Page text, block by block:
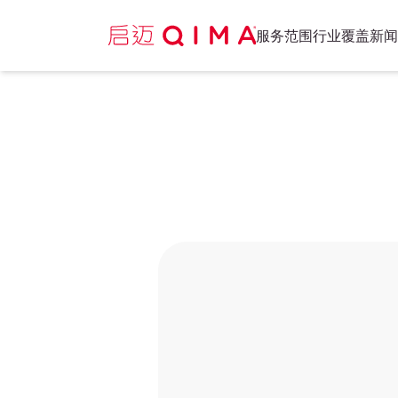
服务范围行业覆盖新